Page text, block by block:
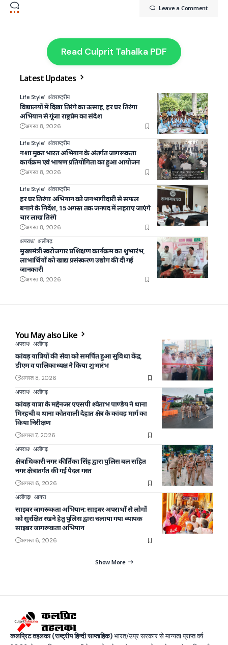
Leave a Comment
Read Culprit Tahalka PDF
Latest Updates
Life Style अंतराष्ट्रीय
विद्यालयों में दिखा तिरंगे का उत्साह, हर घर तिरंगा
अभियान से गूंजा राष्ट्रप्रेम का संदेश
अगस्त 8, 2026
Life Style अंतराष्ट्रीय
नशा मुक्त भारत अभियान के अंतर्गत जागरूकता
कार्यक्रम एवं भाषण प्रतियोगिता का हुआ आयोजन
अगस्त 8, 2026
Life Style अंतराष्ट्रीय
हर घर तिरंगा अभियान को जनभागीदारी से सफल
बनाने के निर्देश, 15 अगस्त तक जनपद में लहराए जाएंगे
चार लाख तिरंगे
अगस्त 8, 2026
अपराध अलीगढ़
मुख्यमंत्री स्वरोजगार प्रशिक्षण कार्यक्रम का शुभारंभ,
लाभार्थियों को खाद्य प्रसंस्करण उद्योग की दी गई
जानकारी
अगस्त 8, 2026
You May also Like
अपराध अलीगढ़
कांवड़ यात्रियों की सेवा को समर्पित हुआ सुविधा केंद्र,
डीएम व पालिकाध्यक्ष ने किया शुभारंभ
अगस्त 8, 2026
अपराध अलीगढ़
कांवड़ यात्रा के मद्देनजर एएसपी श्वेताभ पाण्डेय ने थाना
मिरहची व थाना कोतवाली देहात क्षेत्र के कांवड़ मार्ग का
किया निरीक्षण
अगस्त 7, 2026
अपराध अलीगढ़
क्षेत्राधिकारी नगर कीर्तिका सिंह द्वारा पुलिस बल सहित
नगर क्षेत्रांतर्गत की गई पैदल गस्त
अगस्त 6, 2026
अलीगढ़ आगरा
साइबर जागरूकता अभियान: साइबर अपराधों से लोगों
को सुरक्षित रखने हेतु पुलिस द्वारा चलाया गया व्यापक
साइबर जागरूकता अभियान
अगस्त 6, 2026
Show More
कलप्रिट तहलका (राष्ट्रीय हिन्दी साप्ताहिक)भारत/उप्र सरकार से मान्यता प्राप्त वर्ष